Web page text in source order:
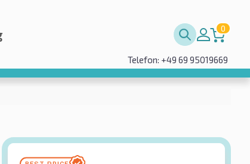
0
Telefon: +49 69 95019669